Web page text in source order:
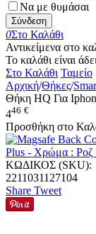
Να με θυμάσαι
Σύνδεση
0Στο Καλάθι
Αντικείμενα στο
Το καλάθι είναι
Στο Καλάθι Ταμείο
Αρχική/Θήκες/
Θήκη HQ Για
446 €
Προσθήκη στο
ΚΩΔΙΚΟΣ (SKU):
2211031127104
Share Tweet